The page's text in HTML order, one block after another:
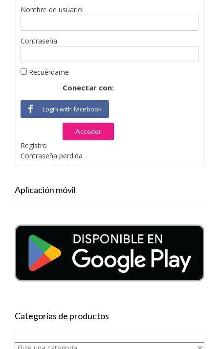
Nombre de usuario:
Contraseña:
Recuérdame
Conectar con:
Login with facebook
Acceder
Registro
Contraseña perdida
Aplicación móvil
Categorías de productos